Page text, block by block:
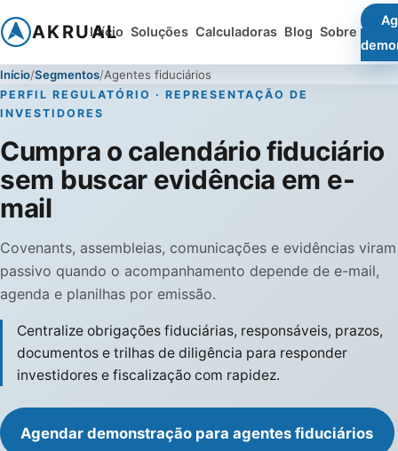
AKRUAL
Início Soluções Calculadoras Blog Sobre
Início Segmentos Agentes fiduciários
PERFIL REGULATÓRIO · REPRESENTAÇÃO DE
INVESTIDORES
Cumpra o calendário fiduciário
sem buscar evidência em e-
mail
Covenants, assembleias, comunicações e evidências viram
passivo quando o acompanhamento depende de e-mail,
agenda e planilhas por emissão.
Centralize obrigações fiduciárias, responsáveis, prazos,
documentos e trilhas de diligência para responder
investidores e fiscalização com rapidez.
Agendar demonstração para agentes fiduciários